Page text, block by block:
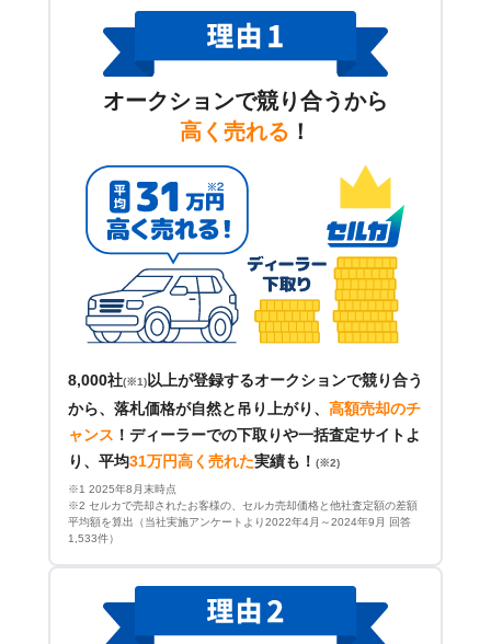
オークションで競り合うから
高く売れる ！
8,000社(※1) 以上が登録するオークションで競り合う
から、落札価格が自然と吊り上がり、 高額売却のチ
ャンス ！ ディーラーでの下取りや一括査定サイトよ
り、平均31万円高く売れた実績も！ (※2)
※1 2025年8月末時点
※2 セルカで売却されたお客様の、セルカ売却価格と他社査定額の差額
平均額を算出（当社実施アンケートより2022年4月～2024年9月 回答
1,533件）